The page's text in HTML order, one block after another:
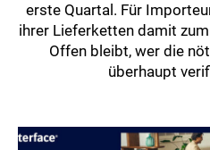
erste Quartal. Für
ihrer Lieferketten damit
Offen bleibt, wer die
überhaupt